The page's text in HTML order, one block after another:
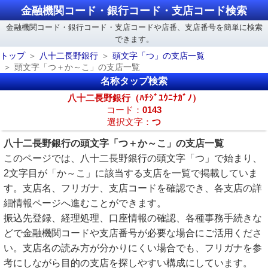
金融機関コード・銀行コード・支店コード検索
金融機関コード・銀行コード・支店コードや店番、支店番号を簡単に検索
できます。
トップ
八十二長野銀行
頭文字「つ」の支店一覧
頭文字「つ＋か～こ」の支店一覧
名称タップ検索
八十二長野銀行（ﾊﾁｼﾞﾕｳﾆﾅｶﾞﾉ）
コード： 0143
選択文字： つ
八十二長野銀行の頭文字「つ＋か～こ」の支店一覧
このページでは、八十二長野銀行の頭文字「つ」で始まり、
2文字目が「か～こ」に該当する支店を一覧で掲載していま
す。支店名、フリガナ、支店コードを確認でき、各支店の詳
細情報ページへ進むことができます。
振込先登録、経理処理、口座情報の確認、各種事務手続きな
どで金融機関コードや支店番号が必要な場合にご活用くださ
い。支店名の読み方が分かりにくい場合でも、フリガナを参
考にしながら目的の支店を探しやすい構成にしています。